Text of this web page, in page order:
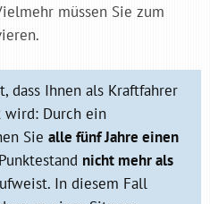
müssen Sie zum
dass Ihnen als Kraftfahrer
wird: Durch ein
Sie alle fünf Jahre einen
nicht mehr als
In diesem Fall